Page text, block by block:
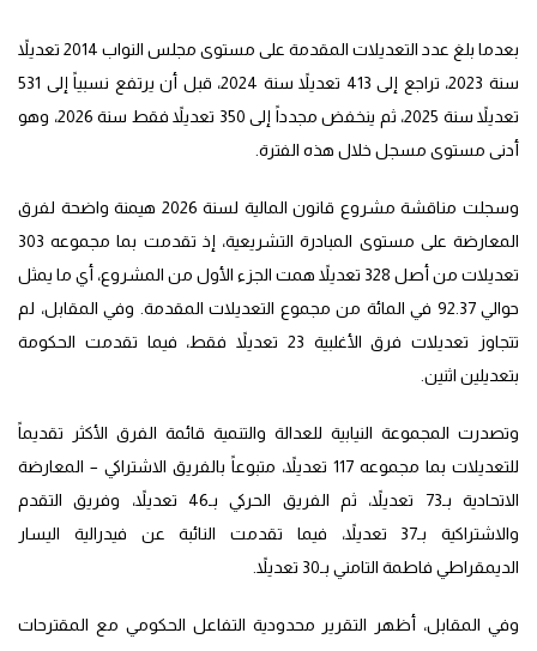
بعدما بلغ عدد التعديلات المقدمة على مستوى مجلس النواب 2014 تعديلاً
سنة 2023، تراجع إلى 413 تعديلاً سنة 2024، قبل أن يرتفع نسبياً إلى 531
تعديلاً سنة 2025، ثم ينخفض مجدداً إلى 350 تعديلاً فقط سنة 2026، وهو
أدنى مستوى مسجل خلال هذه الفترة.
وسجلت مناقشة مشروع قانون المالية لسنة 2026 هيمنة واضحة لفرق
المعارضة على مستوى المبادرة التشريعية، إذ تقدمت بما مجموعه 303
تعديلات من أصل 328 تعديلاً همت الجزء الأول من المشروع، أي ما يمثل
حوالي 92.37 في المائة من مجموع التعديلات المقدمة. وفي المقابل، لم
تتجاوز تعديلات فرق الأغلبية 23 تعديلاً فقط، فيما تقدمت الحكومة
بتعديلين اثنين.
وتصدرت المجموعة النيابية للعدالة والتنمية قائمة الفرق الأكثر تقديماً
للتعديلات بما مجموعه 117 تعديلاً، متبوعاً بالفريق الاشتراكي – المعارضة
الاتحادية بـ73 تعديلاً، ثم الفريق الحركي بـ46 تعديلاً، وفريق التقدم
والاشتراكية بـ37 تعديلاً، فيما تقدمت النائبة عن فيدرالية اليسار
الديمقراطي فاطمة التامني بـ30 تعديلاً.
وفي المقابل، أظهر التقرير محدودية التفاعل الحكومي مع المقترحات